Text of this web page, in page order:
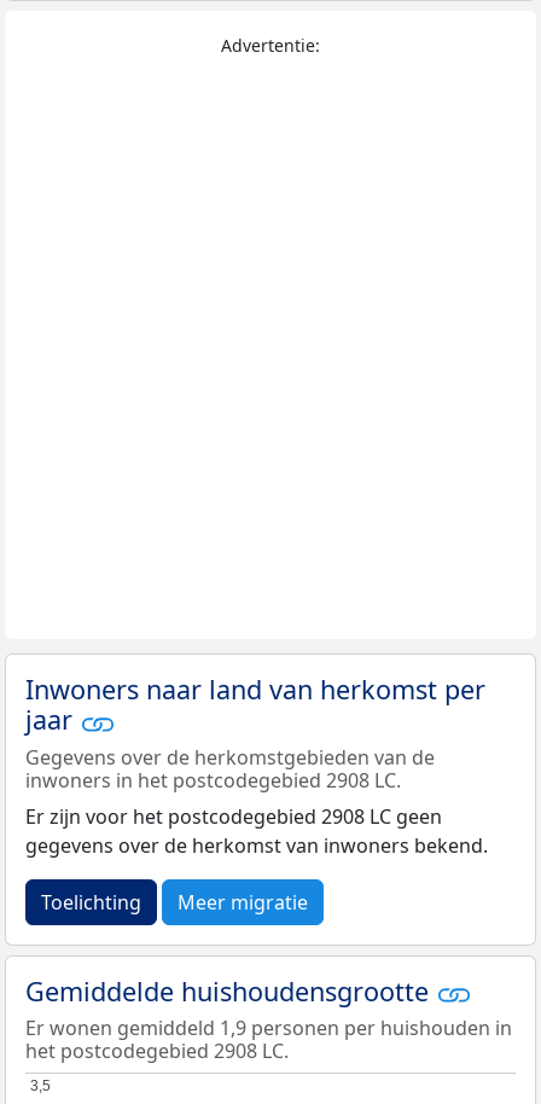
Advertentie:
Inwoners naar land van herkomst per
jaar
Gegevens over de herkomstgebieden van de
inwoners in het postcodegebied 2908 LC.
Er zijn voor het postcodegebied 2908 LC geen
gegevens over de herkomst van inwoners bekend.
Toelichting Meer migratie
Gemiddelde huishoudensgrootte
Er wonen gemiddeld 1,9 personen per huishouden in
het postcodegebied 2908 LC.
3,5
3,5